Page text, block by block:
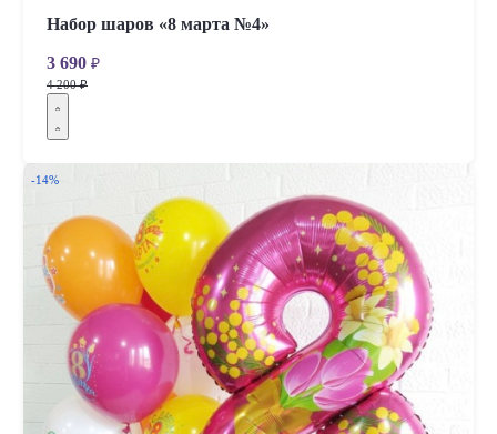
Набор шаров «8 марта №4»
3 690 ₽
4 200 ₽
-14%